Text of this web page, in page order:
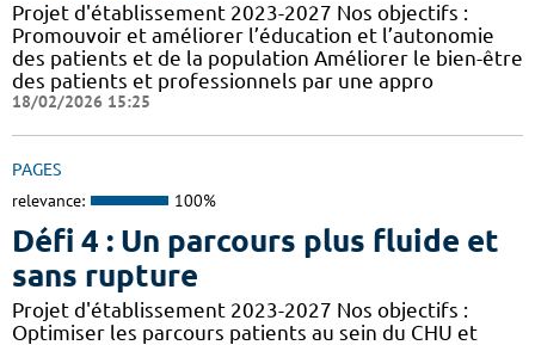
Projet d'établissement 2023-2027 Nos objectifs :
Promouvoir et améliorer l’éducation et l’autonomie
des patients et de la population Améliorer le bien-être
des patients et professionnels par une appro
18/02/2026 15:25
PAGES
relevance: 100%
Défi 4 : Un parcours plus fluide et
sans rupture
Projet d'établissement 2023-2027 Nos objectifs :
Optimiser les parcours patients au sein du CHU et